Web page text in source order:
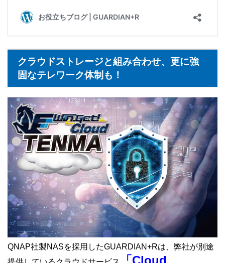
クラウドストレージと組み合わせ、更に強
固なテレワーク体制も！
QNAP社製NASを採用したGUARDIAN+Rは、弊社が別途